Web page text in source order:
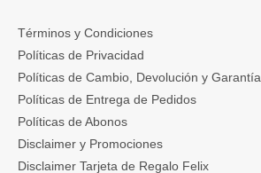
Términos y Condiciones
Políticas de Privacidad
Políticas de Cambio, Devolución y Garantía
Políticas de Entrega de Pedidos
Políticas de Abonos
Disclaimer y Promociones
Disclaimer Tarjeta de Regalo Felix